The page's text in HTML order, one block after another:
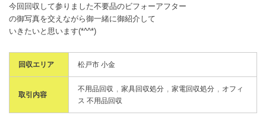
今回回収して参りました不要品のビフォーアフター
の御写真を交えながら御一緒に御紹介して
いきたいと思います(*^^*)
回収エリア 松戸市 小金
取引内容
不用品回収 家具回収処分 家電回収処分
オフィ
ス 不用品回収